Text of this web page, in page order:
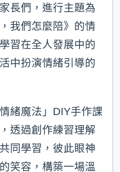
長們，進行主題為
我們怎麼陪》的情
習在全人發展中的
中扮演情緒引導的
緒魔法」DIY手作課
透過創作練習理解
同學習，彼此眼神
笑容，構築一場溫